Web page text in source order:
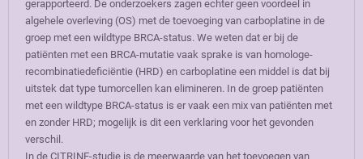
gerapporteerd. De onderzoekers zagen echter geen voordeel in
algehele overleving (OS) met de toevoeging van carboplatine in de
groep met een wildtype BRCA-status. We weten dat er bij de
patiënten met een BRCA-mutatie vaak sprake is van homologe-
recombinatiedeficiëntie (HRD) en carboplatine een middel is dat bij
uitstek dat type tumorcellen kan elimineren. In de groep patiënten
met een wildtype BRCA-status is er vaak een mix van patiënten met
en zonder HRD; mogelijk is dit een verklaring voor het gevonden
verschil.
In de CITRINE-studie is de meerwaarde van het toevoegen van